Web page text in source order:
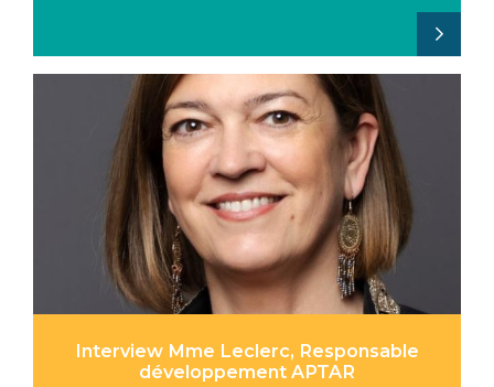
Interview Mme Leclerc, Responsable
développement APTAR